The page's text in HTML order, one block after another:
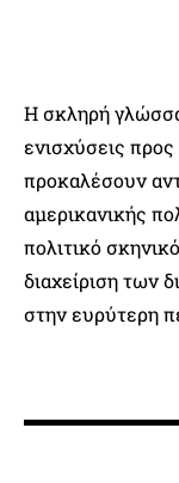
Η σκληρή γλώσσα
ενισχύσεις
προκαλέσουν
αμερικανικής
πολιτικό
διαχείριση των
στην ευρύτερη